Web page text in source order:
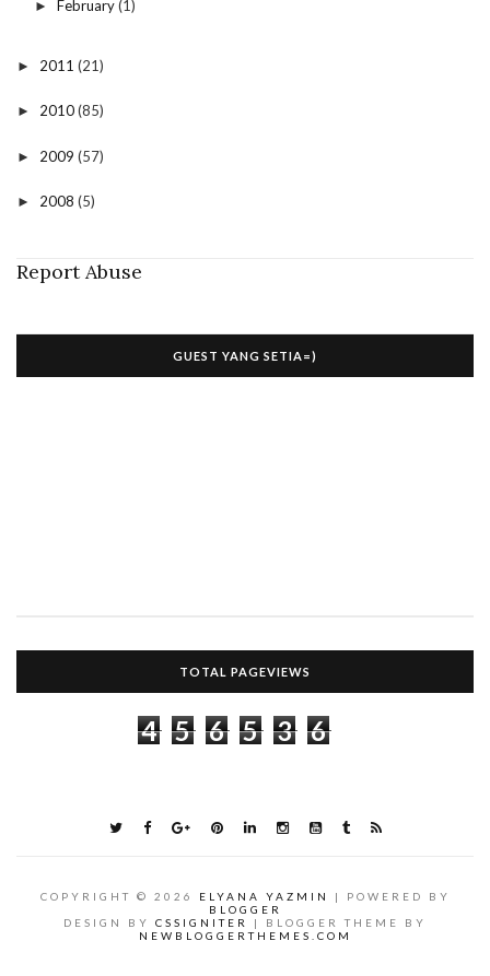
► February(1)
► 2011 (21)
► 2010(85)
► 2009 (57)
► 2008 (5)
Report Abuse
GUEST YANG SETIA=)
TOTAL PAGEVIEWS
4 5 6 5 3 6
COPYRIGHT © 2026 ELYANA YAZMIN
| POWERED BY
BLOGGER
DESIGN BY CSSIGNITER
| BLOGGER THEME BY
NEWBLOGGERTHEMES.COM